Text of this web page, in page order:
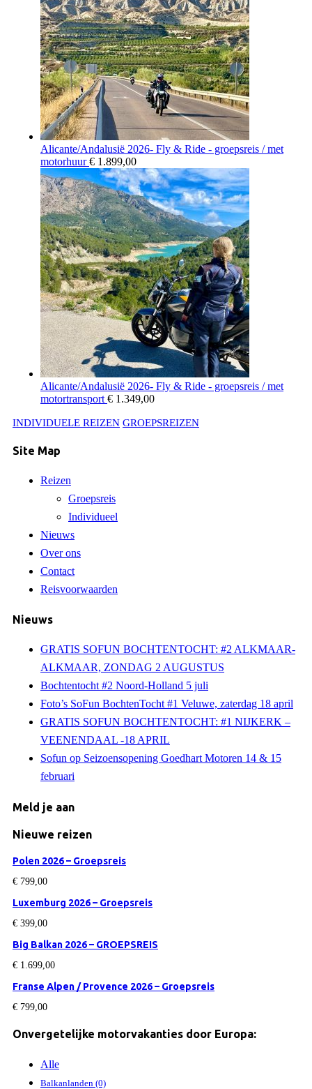
Alicante/Andalusië 2026- Fly & Ride - groepsreis / met
motorhuur € 1.899,00
Alicante/Andalusië 2026- Fly & Ride - groepsreis / met
motortransport € 1.349,00
INDIVIDUELE REIZEN GROEPSREIZEN
Site Map
Reizen
Groepsreis
Individueel
Nieuws
Over ons
Contact
Reisvoorwaarden
Nieuws
GRATIS SOFUN BOCHTENTOCHT: #2 ALKMAAR-
ALKMAAR, ZONDAG 2 AUGUSTUS
Bochtentocht #2 Noord-Holland 5 juli
Foto’s SoFun BochtenTocht #1 Veluwe, zaterdag 18 april
GRATIS SOFUN BOCHTENTOCHT: #1 NIJKERK –
VEENENDAAL -18 APRIL
Sofun op Seizoensopening Goedhart Motoren 14 & 15
februari
Meld je aan
Nieuwe reizen
Polen 2026 – Groepsreis
€ 799,00
Luxemburg 2026 – Groepsreis
€ 399,00
Big Balkan 2026 – GROEPSREIS
€ 1.699,00
Franse Alpen / Provence 2026 – Groepsreis
€ 799,00
Onvergetelijke motorvakanties door Europa:
Alle
Balkanlanden (0)